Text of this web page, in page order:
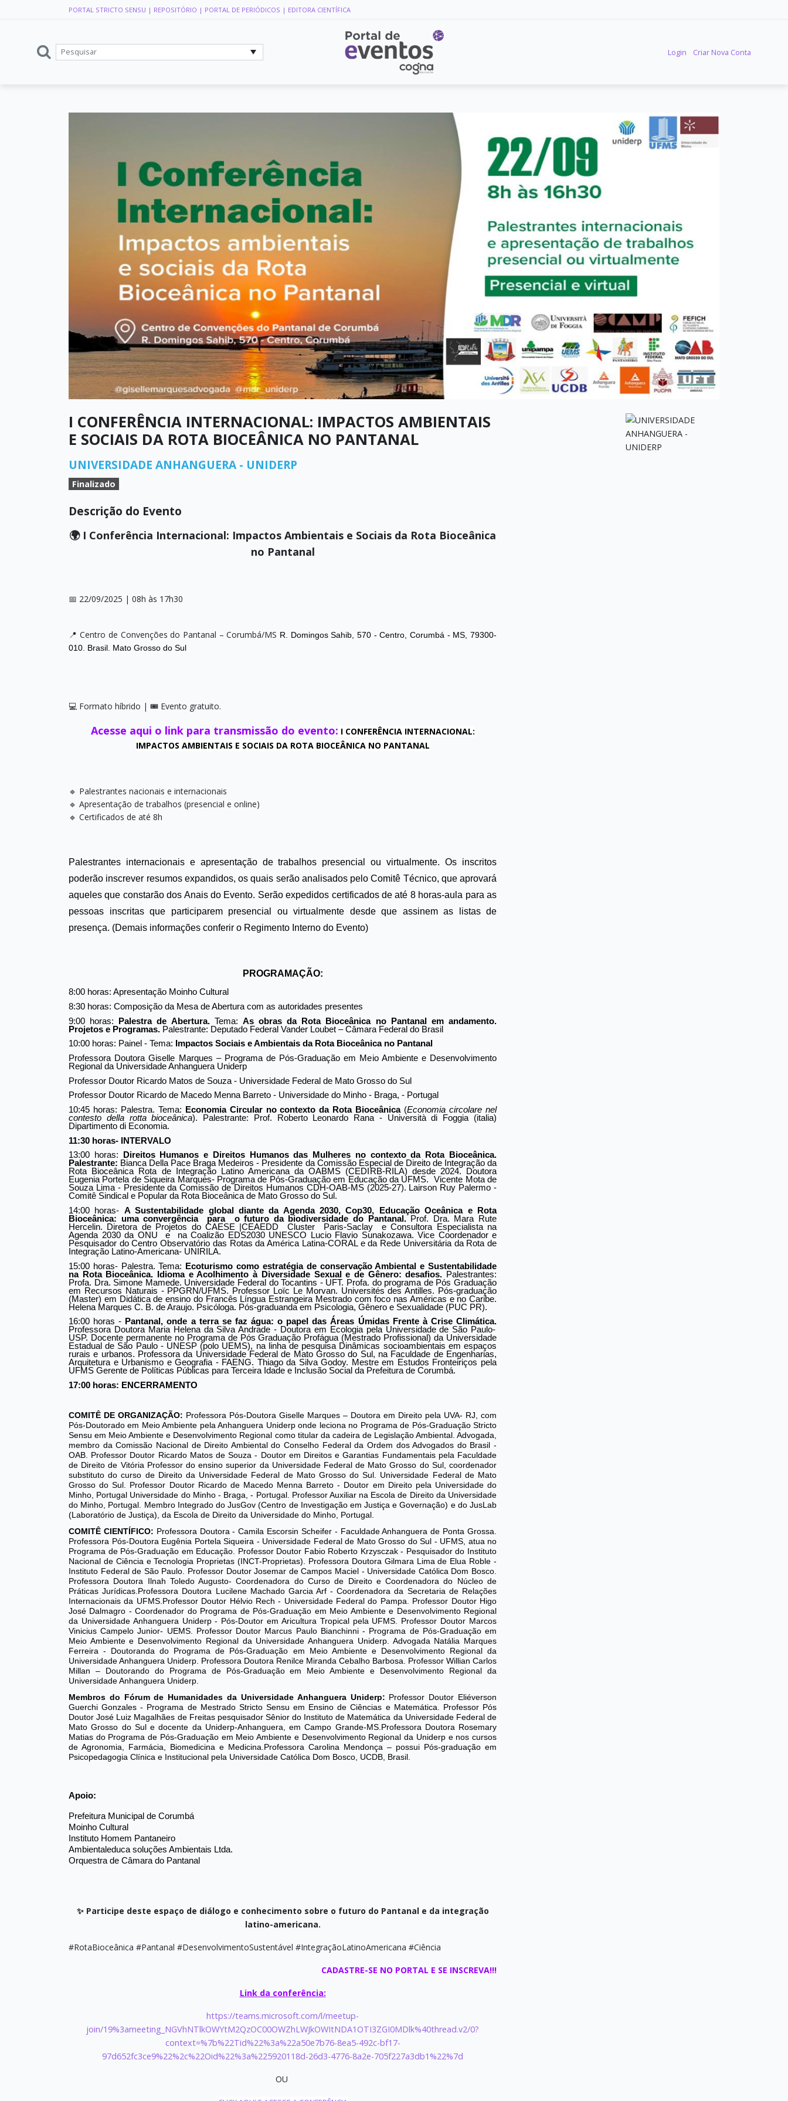
PORTAL STRICTO SENSU | REPOSITÓRIO | PORTAL DE PERIÓDICOS | EDITORA CIENTÍFICA
Login Criar Nova Conta
I CONFERÊNCIA INTERNACIONAL: IMPACTOS AMBIENTAIS
E SOCIAIS DA ROTA BIOCEÂNICA NO PANTANAL
UNIVERSIDADE ANHANGUERA - UNIDERP
Finalizado
Descrição do Evento
🌍 I Conferência Internacional: Impactos Ambientais e Sociais da Rota Bioceânica
no Pantanal
📅 22/09/2025 | 08h às 17h30
📍 Centro de Convenções do Pantanal – Corumbá/MS R. Domingos Sahib, 570 - Centro, Corumbá - MS, 79300-
010. Brasil. Mato Grosso do Sul
💻 Formato híbrido | 🎟️ Evento gratuito.
Acesse aqui o link para transmissão do evento: I CONFERÊNCIA INTERNACIONAL:
IMPACTOS AMBIENTAIS E SOCIAIS DA ROTA BIOCEÂNICA NO PANTANAL
🔹 Palestrantes nacionais e internacionais
🔹 Apresentação de trabalhos (presencial e online)
🔹 Certificados de até 8h
Palestrantes internacionais e apresentação de trabalhos presencial ou virtualmente. Os inscritos
poderão inscrever resumos expandidos, os quais serão analisados pelo Comitê Técnico, que aprovará
aqueles que constarão dos Anais do Evento. Serão expedidos certificados de até 8 horas-aula para as
pessoas inscritas que participarem presencial ou virtualmente desde que assinem as listas de
presença. (Demais informações conferir o Regimento Interno do Evento)
PROGRAMAÇÃO:
8:00 horas: Apresentação Moinho Cultural
8:30 horas: Composição da Mesa de Abertura com as autoridades presentes
9:00 horas:
Palestra de Abertura. Tema: As obras da Rota Bioceânica no Pantanal em andamento.
Projetos e Programas. Palestrante: Deputado Federal Vander Loubet – Câmara Federal do Brasil
10:00 horas: Painel - Tema:
Impactos Sociais e Ambientais da Rota Bioceânica no Pantanal
Professora Doutora Giselle Marques – Programa de Pós-Graduação em Meio Ambiente e Desenvolvimento
Regional da Universidade Anhanguera Uniderp
Professor Doutor Ricardo Matos de Souza - Universidade Federal de Mato Grosso do Sul
Professor Doutor Ricardo de Macedo Menna Barreto - Universidade do Minho - Braga, - Portugal
10:45 horas: Palestra. Tema:
Economia Circular no contexto da Rota Bioceânica (Economia circolare nel
contesto della rotta bioceânica). Palestrante: Prof. Roberto Leonardo Rana - Università di Foggia (italia)
Dipartimento di Economia.
11:30 horas- INTERVALO
13:00 horas:
Direitos Humanos e Direitos Humanos das Mulheres no contexto da Rota Bioceânica.
Palestrante: Bianca Della Pace Braga Medeiros - Presidente da Comissão Especial de Direito de Integração da
Rota Bioceânica Rota de Integração Latino Americana da OABMS (CEDIRB-RILA) desde 2024. Doutora
Eugenia Portela de Siqueira Marques- Programa de Pós-Graduação em Educação da UFMS. Vicente Mota de
Souza Lima - Presidente da Comissão de Direitos Humanos CDH-OAB-MS (2025-27). Lairson Ruy Palermo -
Comitê Sindical e Popular da Rota Bioceânica de Mato Grosso do Sul.
14:00 horas- A Sustentabilidade global diante da Agenda 2030, Cop30, Educação Oceânica e Rota
Bioceânica: uma convergência  para  o futuro da biodiversidade do Pantanal. Prof. Dra. Mara Rute
Hercelin. Diretora de Projetos do CAESE |CEAEDD  Cluster  Paris-Saclay  e Consultora Especialista na
Agenda 2030 da ONU  e  na Coalizão EDS2030 UNESCO Lucio Flavio Sunakozawa. Vice Coordenador e
Pesquisador do Centro Observatório das Rotas da América Latina-CORAL e da Rede Universitária da Rota de
Integração Latino-Americana- UNIRILA.
15:00 horas- Palestra. Tema: Ecoturismo como estratégia de conservação Ambiental e Sustentabilidade
na Rota Bioceânica. Idioma e Acolhimento à Diversidade Sexual e de Gênero: desafios. Palestrantes:
Profa. Dra. Simone Mamede. Universidade Federal do Tocantins - UFT. Profa. do programa de Pós Graduação
em Recursos Naturais - PPGRN/UFMS. Professor Loïc Le Morvan. Universités des Antilles. Pós-graduação
(Master) em Didática de ensino do Francês Língua Estrangeira Mestrado com foco nas Américas e no Caribe.
Helena Marques C. B. de Araujo. Psicóloga. Pós-graduanda em Psicologia, Gênero e Sexualidade (PUC PR).
16:00 horas - Pantanal, onde a terra se faz água: o papel das Áreas Úmidas Frente à Crise Climática.
Professora Doutora Maria Helena da Silva Andrade - Doutora em Ecologia pela Universidade de São Paulo-
USP. Docente permanente no Programa de Pós Graduação Profágua (Mestrado Profissional) da Universidade
Estadual de São Paulo - UNESP (polo UEMS), na linha de pesquisa Dinâmicas socioambientais em espaços
rurais e urbanos. Professora da Universidade Federal de Mato Grosso do Sul, na Faculdade de Engenharias,
Arquitetura e Urbanismo e Geografia - FAENG. Thiago da Silva Godoy. Mestre em Estudos Fronteiriços pela
UFMS Gerente de Políticas Públicas para Terceira Idade e Inclusão Social da Prefeitura de Corumbá.
17:00 horas: ENCERRAMENTO
COMITÊ DE ORGANIZAÇÃO: Professora Pós-Doutora Giselle Marques – Doutora em Direito pela UVA- RJ, com
Pós-Doutorado em Meio Ambiente pela Anhanguera Uniderp onde leciona no Programa de Pós-Graduação Stricto
Sensu em Meio Ambiente e Desenvolvimento Regional como titular da cadeira de Legislação Ambiental. Advogada,
membro da Comissão Nacional de Direito Ambiental do Conselho Federal da Ordem dos Advogados do Brasil -
OAB. Professor Doutor Ricardo Matos de Souza - Doutor em Direitos e Garantias Fundamentais pela Faculdade
de Direito de Vitória Professor do ensino superior da Universidade Federal de Mato Grosso do Sul, coordenador
substituto do curso de Direito da Universidade Federal de Mato Grosso do Sul. Universidade Federal de Mato
Grosso do Sul. Professor Doutor Ricardo de Macedo Menna Barreto - Doutor em Direito pela Universidade do
Minho, Portugal Universidade do Minho - Braga, - Portugal. Professor Auxiliar na Escola de Direito da Universidade
do Minho, Portugal. Membro Integrado do JusGov (Centro de Investigação em Justiça e Governação) e do JusLab
(Laboratório de Justiça), da Escola de Direito da Universidade do Minho, Portugal.
COMITÊ CIENTÍFICO: Professora Doutora - Camila Escorsin Scheifer - Faculdade Anhanguera de Ponta Grossa.
Professora Pós-Doutora Eugênia Portela Siqueira - Universidade Federal de Mato Grosso do Sul - UFMS, atua no
Programa de Pós-Graduação em Educação. Professor Doutor Fabio Roberto Krzysczak - Pesquisador do Instituto
Nacional de Ciência e Tecnologia Proprietas (INCT-Proprietas). Professora Doutora Gilmara Lima de Elua Roble -
Instituto Federal de São Paulo. Professor Doutor Josemar de Campos Maciel - Universidade Católica Dom Bosco.
Professora Doutora Ilnah Toledo Augusto- Coordenadora do Curso de Direito e Coordenadora do Núcleo de
Práticas Jurídicas.Professora Doutora Lucilene Machado Garcia Arf - Coordenadora da Secretaria de Relações
Internacionais da UFMS.Professor Doutor Hélvio Rech - Universidade Federal do Pampa. Professor Doutor Higo
José Dalmagro - Coordenador do Programa de Pós-Graduação em Meio Ambiente e Desenvolvimento Regional
da Universidade Anhanguera Uniderp - Pós-Doutor em Aricultura Tropical pela UFMS. Professor Doutor Marcos
Vinicius Campelo Junior- UEMS. Professor Doutor Marcus Paulo Bianchinni - Programa de Pós-Graduação em
Meio Ambiente e Desenvolvimento Regional da Universidade Anhanguera Uniderp. Advogada Natália Marques
Ferreira - Doutoranda do Programa de Pós-Graduação em Meio Ambiente e Desenvolvimento Regional da
Universidade Anhanguera Uniderp. Professora Doutora Renilce Miranda Cebalho Barbosa. Professor Willian Carlos
Millan – Doutorando do Programa de Pós-Graduação em Meio Ambiente e Desenvolvimento Regional da
Universidade Anhanguera Uniderp.
Membros do Fórum de Humanidades da Universidade Anhanguera Uniderp: Professor Doutor Eliéverson
Guerchi Gonzales - Programa de Mestrado Stricto Sensu em Ensino de Ciências e Matemática. Professor Pós
Doutor José Luiz Magalhães de Freitas pesquisador Sênior do Instituto de Matemática da Universidade Federal de
Mato Grosso do Sul e docente da Uniderp-Anhanguera, em Campo Grande-MS.Professora Doutora Rosemary
Matias do Programa de Pós-Graduação em Meio Ambiente e Desenvolvimento Regional da Uniderp e nos cursos
de Agronomia, Farmácia, Biomedicina e Medicina.Professora Carolina Mendonça – possui Pós-graduação em
Psicopedagogia Clínica e Institucional pela Universidade Católica Dom Bosco, UCDB, Brasil.
Apoio:
Prefeitura Municipal de Corumbá
Moinho Cultural
Instituto Homem Pantaneiro
Ambientaleduca soluções Ambientais Ltda.
Orquestra de Câmara do Pantanal
✨ Participe deste espaço de diálogo e conhecimento sobre o futuro do Pantanal e da integração
latino-americana.
#RotaBioceânica #Pantanal #DesenvolvimentoSustentável #IntegraçãoLatinoAmericana #Ciência
CADASTRE-SE NO PORTAL E SE INSCREVA!!!
Link da conferência:
https://teams.microsoft.com/l/meetup-
join/19%3ameeting_NGVhNTlkOWYtM2QzOC00OWZhLWJkOWItNDA1OTI3ZGI0MDlk%40thread.v2/0?
context=%7b%22Tid%22%3a%22a50e7b76-8ea5-492c-bf17-
97d652fc3ce9%22%2c%22Oid%22%3a%225920118d-26d3-4776-8a2e-705f227a3db1%22%7d
OU